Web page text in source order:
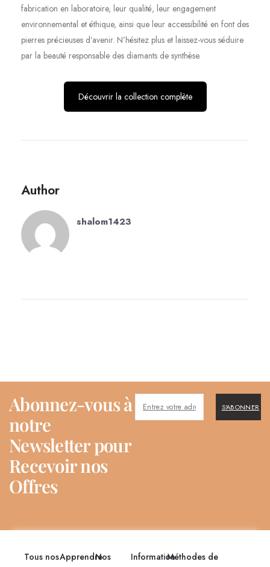
fabrication en laboratoire, leur qualité, leur engagement
environnemental et éthique, ainsi que leur accessibilité en font des
pierres précieuses d’avenir. N’hésitez plus et laissez-vous séduire
par la beauté responsable des diamants de synthèse.
Découvrir la collection complète
Author
shalom1423
Abonnez-vous à
notre
Newsletter pour
Recevoir nos
Offres
S'ABONNER
Tous nosApprendreNos
InformationMéthodes de